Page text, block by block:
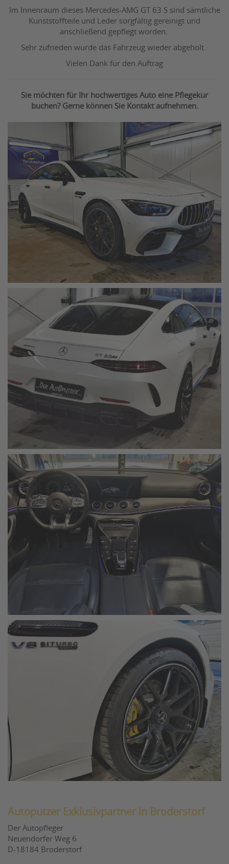
Im Innenraum dieses Mercedes-AMG GT 63 S sind sämtliche
Kunststoffteile und Leder sorgfältig gereinigt und
anschließend gepflegt worden.
Sehr zufrieden wurde das Fahrzeug wieder abgeholt.
Vielen Dank für den Auftrag
Sie möchten für Ihr hochwertiges Auto eine Pflegekur
buchen? Gerne können Sie Kontakt aufnehmen.
Autoputzer Exklusivpartner in Broderstorf
Der Autopfleger
Neuendorfer Weg 6
D-18184 Broderstorf